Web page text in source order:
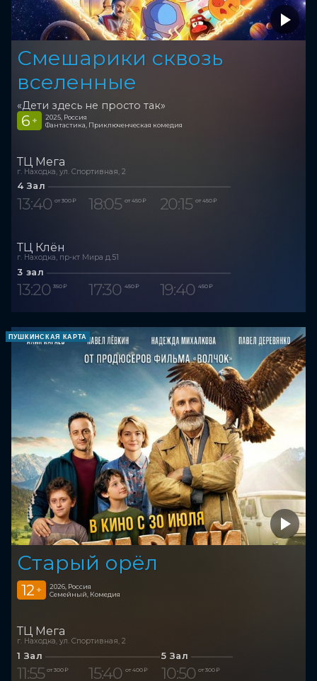
Смешарики сквозь
вселенные
«Дети здесь не просто так»
6 +
2025, Россия
Фантастика, Приключенческая комедия
ТЦ Мега
г. Находка, ул. Спортивная, 2
4 Зал
13:40 от 300 ₽ 18:05 от 450 ₽ 20:15 от 450 ₽
ТЦ Клён
г. Находка, пр-кт Мира д.51
3 зал
13:20 350 ₽ 17:30 450 ₽ 19:40 450 ₽
ПУШКИНСКАЯ КАРТА
Старый орёл
12 +
2026, Россия
Семейный, Комедия
ТЦ Мега
г. Находка, ул. Спортивная, 2
1 Зал
11:55 от 300 ₽ 15:40 от 400 ₽
5 Зал
10:50 от 300 ₽